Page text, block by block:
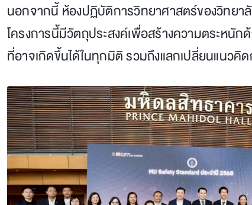
นอกจากนี้ ห้องปฏิบัติการวิทยาศาสตร์ของวิทยา
โครงการนี้มีวัตถุประสงค์เพื่อสร้างความตระห
ที่อาจเกิดขึ้นได้ในทุกมิติ รวมถึงแลกเปลี่ยนแนว